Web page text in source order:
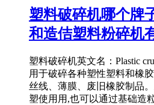
塑料破碎机哪个牌
和造佶塑料粉碎机
塑料破碎机英文名：Plastic
用于破碎各种塑性塑料和橡
丝线、薄膜、废旧橡胶制品
塑使用用,也可以通过基础造